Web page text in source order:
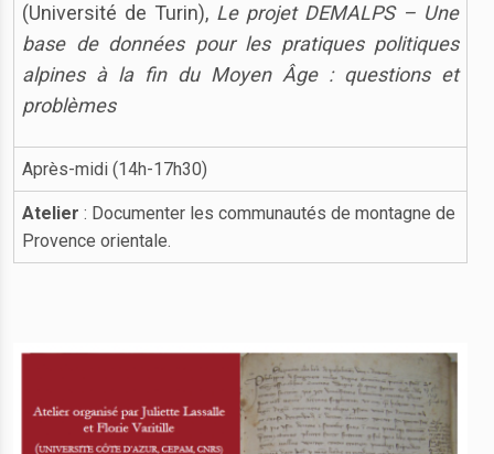
(Université de Turin), Le projet DEMALPS – Une
base de données pour les pratiques politiques
alpines à la fin du Moyen Âge : questions et
problèmes
Après-midi (14h-17h30)
Atelier : Documenter les communautés de montagne de
Provence orientale.